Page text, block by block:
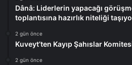
Dânâ: Liderlerin yapacağı
toplantısına hazırlık niteliği
2 gün önce
Kuveyt’ten Kayıp Şahıslar
2 gün önce